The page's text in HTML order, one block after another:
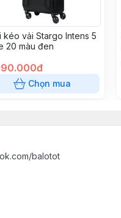
kéo vải Stargo Intens 5
20 màu đen
Chọn mua
balotot